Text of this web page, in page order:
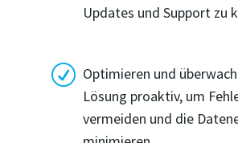
Updates und Support zu
R Optimieren und
Lösung proaktiv, um
vermeiden und die